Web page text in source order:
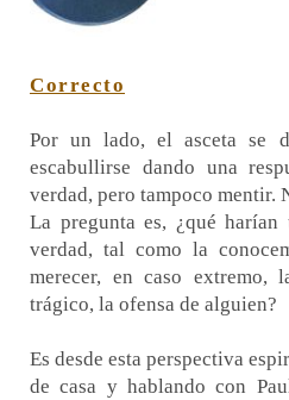
Correcto
Por un lado, el asceta se
escabullirse dando una
verdad, pero tampoco mentir.
La pregunta es, ¿qué
verdad, tal como la
merecer, en caso extremo,
trágico, la ofensa de alguien?
Es desde esta perspectiva
de casa y hablando con